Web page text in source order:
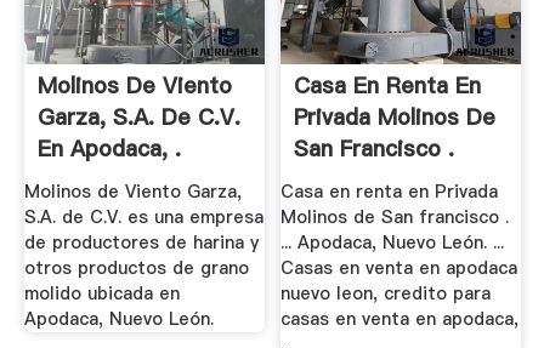
Molinos De Viento
Garza, S.A. De C.V.
En Apodaca, .
Molinos de Viento Garza,
S.A. de C.V. es una empresa
de productores de harina y
otros productos de grano
molido ubicada en
Apodaca, Nuevo León.
Casa En Renta En
Privada Molinos De
San Francisco .
Casa en renta en Privada
Molinos de San francisco .
... Apodaca, Nuevo León. ...
Casas en venta en apodaca
nuevo leon, credito para
casas en venta en apodaca,